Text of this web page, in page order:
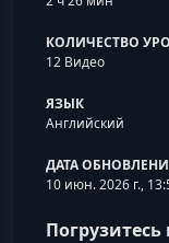
КОЛИЧЕСТВО
12 Видео
ЯЗЫК
Английский
ДАТА
10 июн. 2026 г.,